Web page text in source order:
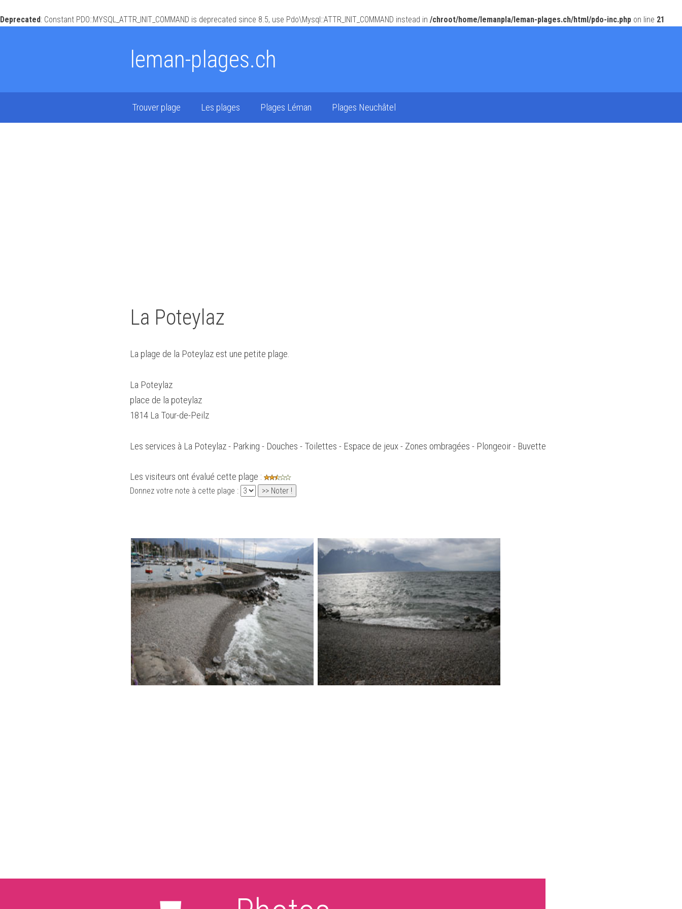
Deprecated: Constant PDO::MYSQL_ATTR_INIT_COMMAND is deprecated since 8.5, use Pdo\Mysql::ATTR_INIT_COMMAND instead in /chroot/home/lemanpla/leman-plages.ch/html/pdo-inc.php on line 21
leman-plages.ch
Trouver plage Les plages Plages Léman Plages Neuchâtel
La Poteylaz
La plage de la Poteylaz est une petite plage.
La Poteylaz
place de la poteylaz
1814 La Tour-de-Peilz
Les services à La Poteylaz - Parking - Douches - Toilettes - Espace de jeux - Zones ombragées - Plongeoir - Buvette
Les visiteurs ont évalué cette plage :
Donnez votre note à cette plage :